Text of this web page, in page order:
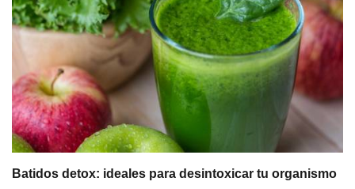
Batidos detox: ideales para desintoxicar tu organismo